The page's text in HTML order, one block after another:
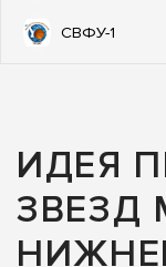
СВФУ-1
ИДЕЯ
ЗВЕЗД